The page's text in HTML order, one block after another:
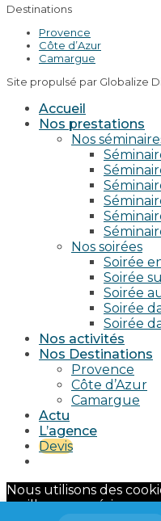
Destinations
Provence
Côte d’Azur
Camargue
Site propulsé par Globalize
Accueil
Nos prestations
Nos
Nos soirées
Soirée
Soirée
Soirée
Soirée
Soirée
Nos activités
Nos Destinations
Provence
Côte d’Azur
Camargue
Actu
L’agence
Devis
Nous utilisons des
meilleure expérience